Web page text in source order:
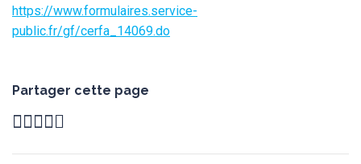
https://www.formulaires.service-
public.fr/gf/cerfa_14069.do
Partager cette page